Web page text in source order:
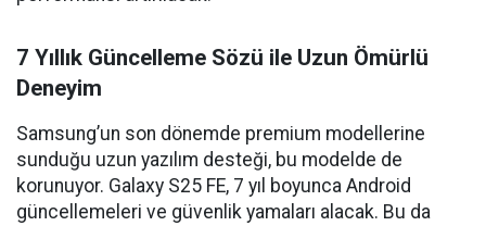
7 Yıllık Güncelleme Sözü ile Uzun Ömürlü
Deneyim
Samsung’un son dönemde premium modellerine
sunduğu uzun yazılım desteği, bu modelde de
korunuyor. Galaxy S25 FE, 7 yıl boyunca Android
güncellemeleri ve güvenlik yamaları alacak. Bu da